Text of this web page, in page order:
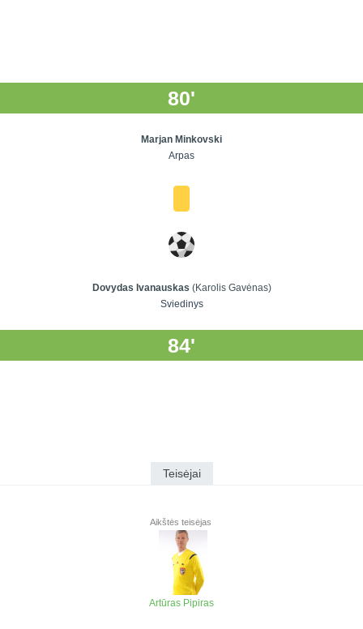
80'
Marjan Minkovski
Arpas
Dovydas Ivanauskas (Karolis Gavėnas)
Sviedinys
84'
Teisėjai
Aikštės teisėjas
Artūras Pipiras